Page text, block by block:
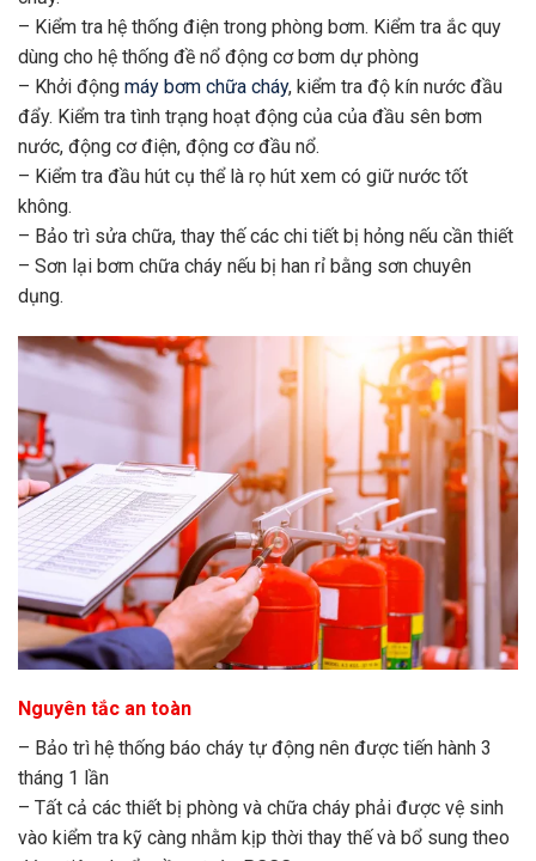
– Kiểm tra hệ thống điện trong phòng bơm. Kiểm tra ắc quy
dùng cho hệ thống đề nổ động cơ bơm dự phòng
– Khởi động máy bơm chữa cháy, kiểm tra độ kín nước đầu
đẩy. Kiểm tra tình trạng hoạt động của của đầu sên bơm
nước, động cơ điện, động cơ đầu nổ.
– Kiểm tra đầu hút cụ thể là rọ hút xem có giữ nước tốt
không.
– Bảo trì sửa chữa, thay thế các chi tiết bị hỏng nếu cần thiết
– Sơn lại bơm chữa cháy nếu bị han rỉ bằng sơn chuyên
dụng.
Nguyên tắc an toàn
– Bảo trì hệ thống báo cháy tự động nên được tiến hành 3
tháng 1 lần
– Tất cả các thiết bị phòng và chữa cháy phải được vệ sinh
vào kiểm tra kỹ càng nhằm kịp thời thay thế và bổ sung theo